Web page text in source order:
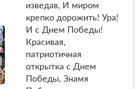
изведав, И миром
крепко дорожить! Ура!
И с Днем Победы!
Красивая,
патриотичная
открытка с Днем
Победы, Знамя